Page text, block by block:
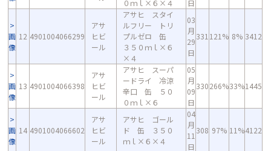
０ｍｌ×６×４
日
画
像
12 4901004066299
アサ
ヒビ
ール
アサヒ スタイ
ルフリー トリ
プルゼロ 缶
３５０ｍｌ×６
×４
03
月
29
日
331 121% 8% 3412
画
像
13 4901004066398
アサ
ヒビ
ール
アサヒ スーパ
ードライ 冷涼
辛口 缶 ５０
０ｍｌ×６
05
月
09
日
330266%33%1445
画
像
14 4901004066602
アサ
ヒビ
ール
アサヒ ゴール
ド 缶 ３５０
ｍｌ×６×４
04
月
11
日
308 97% 11%4122